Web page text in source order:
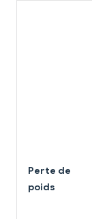
Perte de
poids